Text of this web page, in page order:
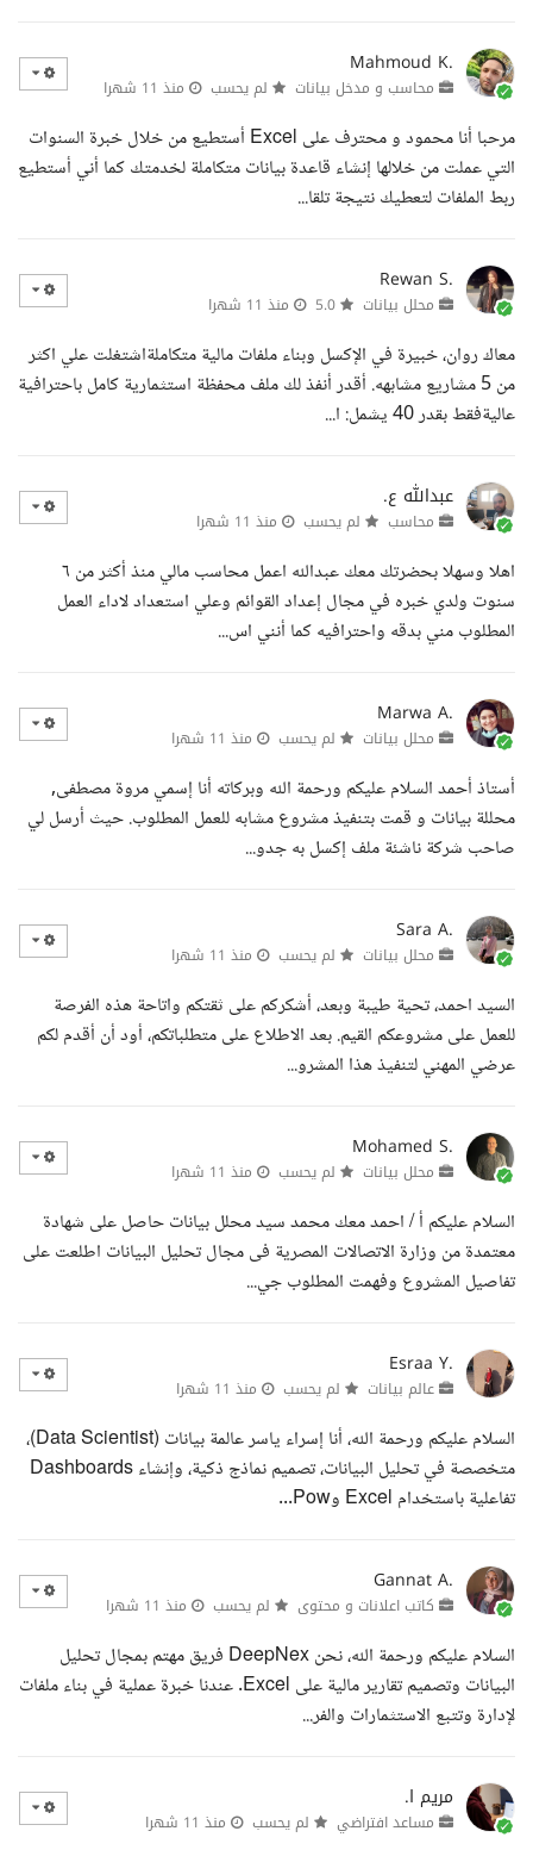
Mahmoud K.
محاسب و مدخل بيانات لم يحسب منذ 11 شهرا
مرحبا أنا محمود و محترف على Excel أستطيع من خلال خبرة السنوات
التي عملت من خلالها إنشاء قاعدة بيانات متكاملة لخدمتك كما أني أستطيع
ربط الملفات لتعطيك نتيجة تلقا...
Rewan S.
محلل بيانات منذ 11 شهرا
معاك روان، خبيرة في الإكسل وبناء ملفات مالية متكاملةاشتغلت علي اكثر
من 5 مشاريع مشابهه. أقدر أنفذ لك ملف محفظة استثمارية كامل باحترافية
عاليةفقط بقدر 40 يشمل: ا...
عبدالله ع.
محاسب لم يحسب منذ 11 شهرا
اهلا وسهلا بحضرتك معك عبدالله اعمل محاسب مالي منذ أكثر من ٦
سنوت ولدي خبره في مجال إعداد القوائم وعلي استعداد لاداء العمل
المطلوب مني بدقه واحترافيه كما أنني اس...
Marwa A.
محلل بيانات لم يحسب منذ 11 شهرا
أستاذ أحمد السلام عليكم ورحمة الله وبركاته أنا إسمي مروة مصطفى,
محللة بيانات و قمت بتنفيذ مشروع مشابه للعمل المطلوب. حيث أرسل لي
صاحب شركة ناشئة ملف إكسل به جدو...
Sara A.
محلل بيانات لم يحسب منذ 11 شهرا
السيد احمد، تحية طيبة وبعد، أشكركم على ثقتكم واتاحة هذه الفرصة
للعمل على مشروعكم القيم. بعد الاطلاع على متطلباتكم، أود أن أقدم لكم
عرضي المهني لتنفيذ هذا المشرو...
Mohamed S.
محلل بيانات لم يحسب منذ 11 شهرا
السلام عليكم أ / احمد معك محمد سيد محلل بيانات حاصل على شهادة
معتمدة من وزارة الاتصالات المصرية فى مجال تحليل البيانات اطلعت على
تفاصيل المشروع وفهمت المطلوب جي...
Esraa Y.
عالم بيانات لم يحسب منذ 11 شهرا
السلام عليكم ورحمة الله، أنا إسراء ياسر عالمة بيانات (Data Scientist)،
متخصصة في تحليل البيانات، تصميم نماذج ذكية، وإنشاء Dashboards
تفاعلية باستخدام Excel وPow...
Gannat A.
كاتب اعلانات و محتوى لم يحسب منذ 11 شهرا
السلام عليكم ورحمة الله، نحن DeepNex فريق مهتم بمجال تحليل
البيانات وتصميم تقارير مالية على Excel. عندنا خبرة عملية في بناء ملفات
لإدارة وتتبع الاستثمارات والفر...
مريم ا.
مساعد افتراضي لم يحسب منذ 11 شهرا